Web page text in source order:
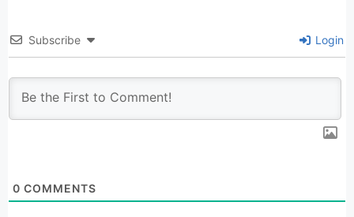
Subscribe Login
0 COMMENTS